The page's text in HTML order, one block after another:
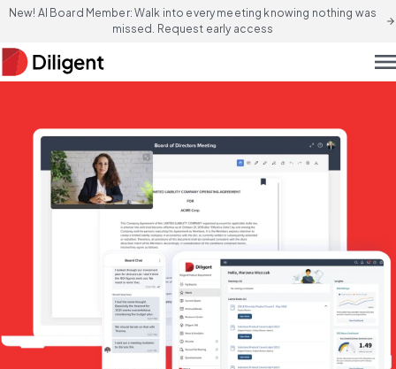
New! AI Board Member: Walk into every meeting knowing nothing was
missed. Request early access
arrow_forward